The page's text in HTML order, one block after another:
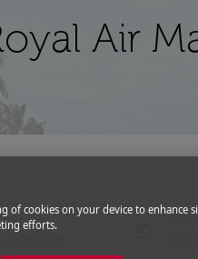
Air
Départ
fc-
of cookies on your device to enhance
efforts.